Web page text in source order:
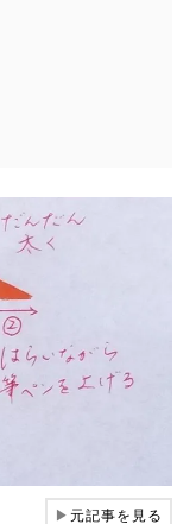
▶元記事を見る